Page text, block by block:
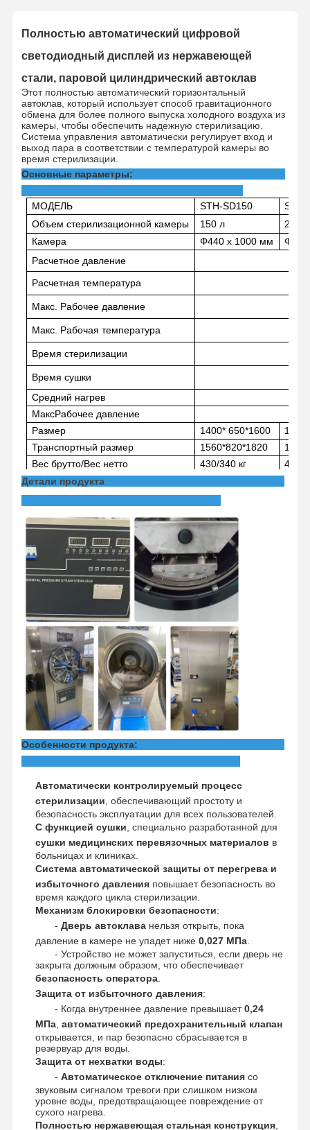
Домой Продукты Видеозаписи О Нас
Экскурсия
По Заводу
Контроль
Качества
Свяжитесь С
Нами
Новости
Случаи
Горизонтальный стерилизатор автоклава
Вертикальная автоклавная машина
Автоклав сверху стола
Переносная автоклавная машина
Стерилизатор низкотемпературной плазмой
Стерилизатор окиси этилена
Фармацевтический стерилизатор
Автоматический дезинфектор для стиральной машины
Оборудование CSSD
Оборудование водоочистки
сушильный шкаф
Лабораторное оборудование
Полностью автоматический цифровой
светодиодный дисплей из нержавеющей
стали, паровой цилиндрический автоклав
Этот полностью автоматический горизонтальный
автоклав, который использует способ гравитационного
обмена для более полного выпуска холодного воздуха из
камеры, чтобы обеспечить надежную стерилизацию.
Система управления автоматически регулирует вход и
выход пара в соответствии с температурой камеры во
время стерилизации.
Основные параметры:
МОДЕЛЬ STH-SD150
STH-
Объем стерилизационной камеры
150 л
200 л
Камера
Φ440 x 1000 мм
Расчетное давление
Расчетная температура
Макс. Рабочее давление
Макс. Рабочая температура
Время стерилизации
Время сушки
Средний нагрев
МаксРабочее давление
Размер
1400* 650*1600
Транспортный размер
1560*820*1820
Вес брутто/Вес нетто
430/340 кг
436/
Детали продукта
Особенности продукта:
Автоматически контролируемый процесс
стерилизации, обеспечивающий простоту и
безопасность эксплуатации для всех пользователей.
С функцией сушки, специально разработанной для
сушки медицинских перевязочных материалов в
больницах и клиниках.
Система автоматической защиты от перегрева и
избыточного давленияповышает безопасность во
время каждого цикла стерилизации.
Механизм блокировки безопасности:
- Дверь автоклаванельзя открыть, пока
давление в камере не упадет ниже 0,027 МПа.
- Устройство не может запуститься, если дверь не
закрыта должным образом, что обеспечивает
безопасность оператора.
Защита от избыточного давления:
- Когда внутреннее давление превышает0,24
МПа, автоматический предохранительный клапан
открывается, и пар безопасно сбрасывается в
резервуар для воды.
Защита от нехватки воды:
- Автоматическое отключение питаниясо
звуковым сигналом тревоги при слишком низком
уровне воды, предотвращающее повреждение от
сухого нагрева.
Полностью нержавеющая стальная конструкция,